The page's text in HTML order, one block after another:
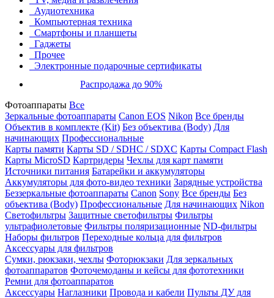
Аудиотехника
Компьютерная техника
Смартфоны и планшеты
Гаджеты
Прочее
Электронные подарочные сертификаты
Распродажа до 90%
Фотоаппараты Все
Зеркальные фотоаппараты Canon EOS Nikon Все бренды
Объектив в комплекте (Kit) Без объектива (Body) Для
начинающих Профессиональные
Карты памяти Карты SD / SDHC / SDXC Карты Compact Flash
Карты MicroSD Картридеры Чехлы для карт памяти
Источники питания Батарейки и аккумуляторы
Аккумуляторы для фото-видео техники Зарядные устройства
Беззеркальные фотоаппараты Canon Sony Все бренды Без
объектива (Body) Профессиональные Для начинающих Nikon
Светофильтры Защитные светофильтры Фильтры
ультрафиолетовые Фильтры поляризационные ND-фильтры
Наборы фильтров Переходные кольца для фильтров
Аксессуары для фильтров
Сумки, рюкзаки, чехлы Фоторюкзаки Для зеркальных
фотоаппаратов Фоточемоданы и кейсы для фототехники
Ремни для фотоаппаратов
Аксессуары Наглазники Провода и кабели Пульты ДУ для